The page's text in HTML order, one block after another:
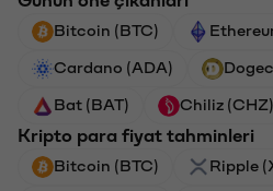
Bitcoin (BTC)
Cardano (ADA)
Bat (BAT) Chiliz (CHZ)
Kripto para fiyat tahminleri
Bitcoin (BTC) Ripple